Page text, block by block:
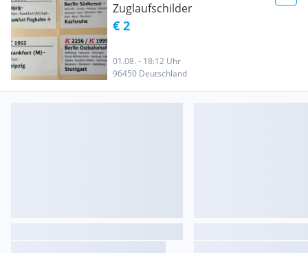
Zuglaufschilder
€ 2
01.08. - 18:12 Uhr
96450 Deutschland